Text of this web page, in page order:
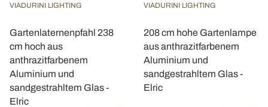
VIADURINI LIGHTING
Gartenlaternenpfahl 238
cm hoch aus
anthrazitfarbenem
Aluminium und
sandgestrahltem Glas -
Elric
VIADURINI LIGHTING
208 cm hohe Gartenlampe
aus anthrazitfarbenem
Aluminium und
sandgestrahltem Glas -
Elric